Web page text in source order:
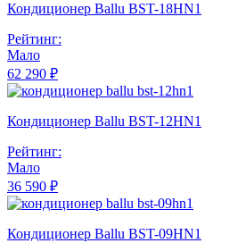
Кондиционер Ballu BST-18HN1
Рейтинг:
Мало
62 290 ₽
Кондиционер Ballu BST-12HN1
Рейтинг:
Мало
36 590 ₽
Кондиционер Ballu BST-09HN1